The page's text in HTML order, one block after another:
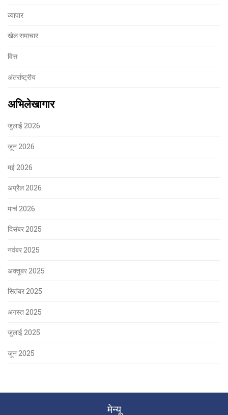
व्यापार
खेल समाचार
वित्त
अंतर्राष्ट्रीय
अभिलेखागार
जुलाई 2026
जून 2026
मई 2026
अप्रैल 2026
मार्च 2026
दिसंबर 2025
नवंबर 2025
अक्तूबर 2025
सितंबर 2025
अगस्त 2025
जुलाई 2025
जून 2025
मेन्यू